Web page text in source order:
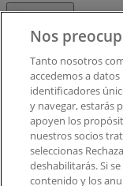
Contacto
Tienda mal
Notificar un
¿Encontraste
aplicación?
Nos
Tanto nosotros
accedemos a
identificadores
y navegar, estarás
apoyen los
nuestros socios
seleccionas
deshabilitarás. Si
contenido y los